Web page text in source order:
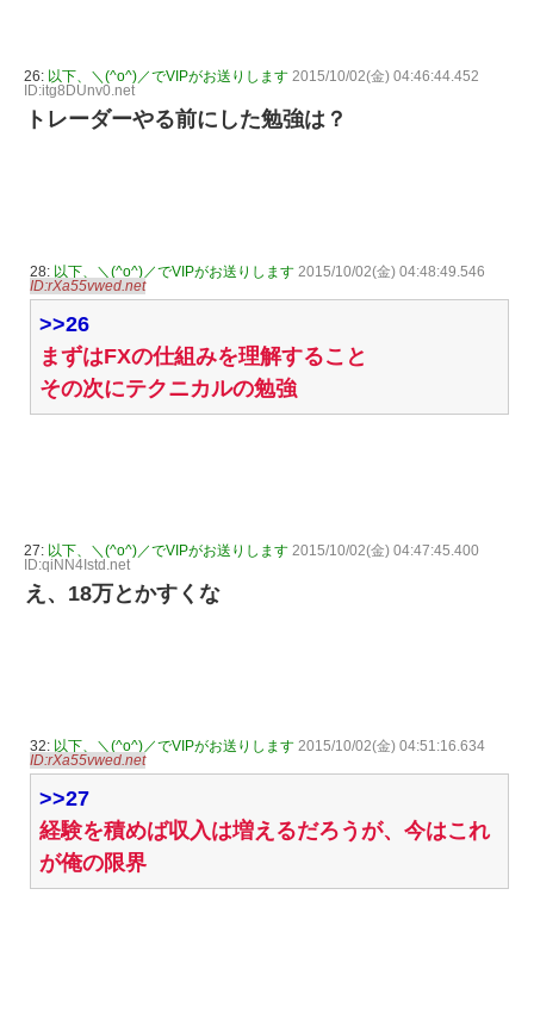
26: 以下、＼(^o^)／でVIPがお送りします 2015/10/02(金) 04:46:44.452
ID:itg8DUnv0.net
トレーダーやる前にした勉強は？
28: 以下、＼(^o^)／でVIPがお送りします 2015/10/02(金) 04:48:49.546
ID:rXa55vwed.net
>>26
まずはFXの仕組みを理解すること
その次にテクニカルの勉強
27: 以下、＼(^o^)／でVIPがお送りします 2015/10/02(金) 04:47:45.400
ID:qiNN4Istd.net
え、18万とかすくな
32: 以下、＼(^o^)／でVIPがお送りします 2015/10/02(金) 04:51:16.634
ID:rXa55vwed.net
>>27
経験を積めば収入は増えるだろうが、今はこれ
が俺の限界